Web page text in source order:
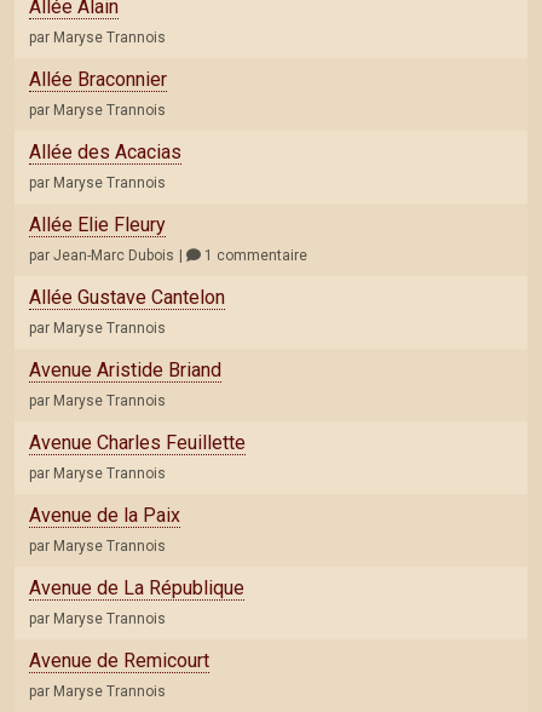
Allée Alain
par Maryse Trannois
Allée Braconnier
par Maryse Trannois
Allée des Acacias
par Maryse Trannois
Allée Elie Fleury
par Jean-Marc Dubois 1 commentaire
Allée Gustave Cantelon
par Maryse Trannois
Avenue Aristide Briand
par Maryse Trannois
Avenue Charles Feuillette
par Maryse Trannois
Avenue de la Paix
par Maryse Trannois
Avenue de La République
par Maryse Trannois
Avenue de Remicourt
par Maryse Trannois